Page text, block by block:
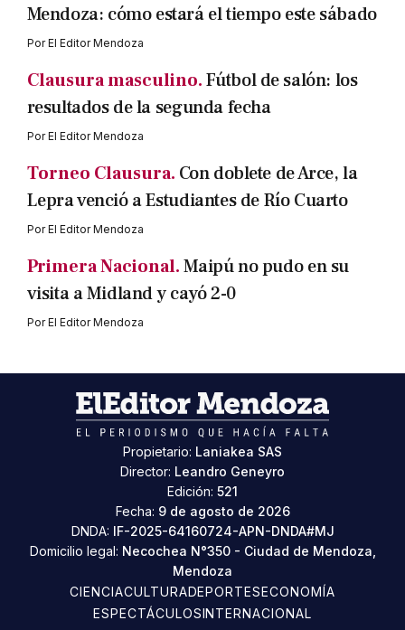
Mendoza: cómo estará el tiempo este sábado
PorEl Editor Mendoza
Clausura masculino.Fútbol de salón: los
resultados de la segunda fecha
PorEl Editor Mendoza
Torneo Clausura. Con doblete de Arce, la
Lepra venció a Estudiantes de Río Cuarto
PorEl Editor Mendoza
Primera Nacional.Maipú no pudo en su
visita a Midland y cayó 2-0
PorEl Editor Mendoza
Propietario: Laniakea SAS
Director: Leandro Geneyro
Edición: 521
Fecha: 9 de agosto de 2026
DNDA: IF-2025-64160724-APN-DNDA#MJ
Domicilio legal: Necochea N°350 - Ciudad de Mendoza,
Mendoza
CIENCIACULTURADEPORTESECONOMÍA
ESPECTÁCULOSINTERNACIONAL